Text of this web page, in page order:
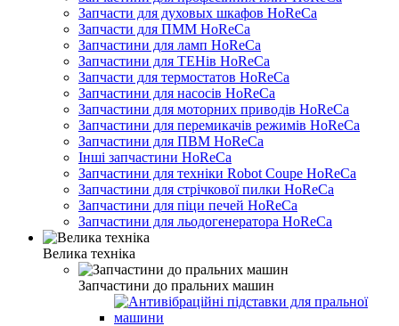
Запчасти для духовых шкафов HoReCa
Запчасти для ПММ HoReCa
Запчастини для ламп HoReCa
Запчастини для ТЕНів HoReCa
Запчасти для термостатов HoReCa
Запчастини для насосів HoReCa
Запчастини для моторних приводів HoReCa
Запчастини для перемикачів режимів HoReCa
Запчастини для ПВМ HoReCa
Інші запчастини HoReCa
Запчастини для техніки Robot Coupe HoReCa
Запчастини для стрічкової пилки HoReCa
Запчастини для піци печей HoReCa
Запчастини для льодогенератора HoReCa
Велика техніка
Запчастини до пральних машин